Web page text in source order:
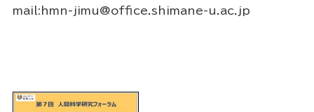
mail:hmn-jimu@office.shimane-u.ac.jp